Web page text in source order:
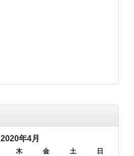
2020年4月
木 金 土 日